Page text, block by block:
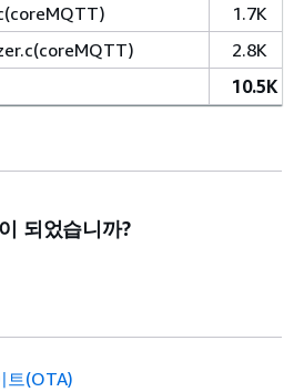
1.7K
2.8K
10.5K
되었습니까?
트(OTA)